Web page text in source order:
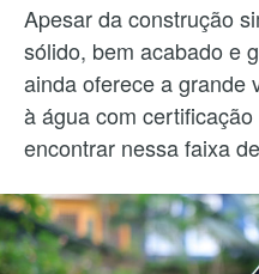
Apesar da construção
sólido, bem acabado e
ainda oferece a grande
à água com
encontrar nessa faixa